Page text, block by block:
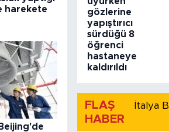
harekete
gözlerine
yapıştırıcı
sürdüğü 8
öğrenci
hastaneye
kaldırıldı
FLAŞ
HABER